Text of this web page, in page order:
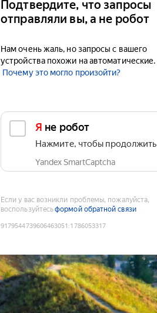
Подтвердите, что запросы
отправляли вы, а не робот
Нам очень жаль, но запросы с вашего
устройства похожи на автоматические.
Почему это могло произойти?
Я не робот
Нажмите, чтобы продолжить
Yandex SmartCaptcha
Если у вас возникли проблемы, пожалуйста,
воспользуйтесьформой обратной связи
9179544739606463051 :1786053317